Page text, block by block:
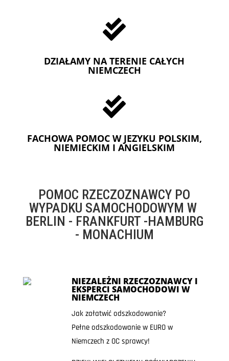

DZIAŁAMY NA TERENIE CAŁYCH
NIEMCZECH

FACHOWA POMOC W JEZYKU POLSKIM,
NIEMIECKIM I ANGIELSKIM
POMOC RZECZOZNAWCY PO
WYPADKU SAMOCHODOWYM W
BERLIN - FRANKFURT -HAMBURG
- MONACHIUM
NIEZALEŻNI RZECZOZNAWCY I
EKSPERCI SAMOCHODOWI W
NIEMCZECH
Jak załatwić odszkodowanie?
Pełne odszkodowanie w EURO w
Niemczech z OC sprawcy!